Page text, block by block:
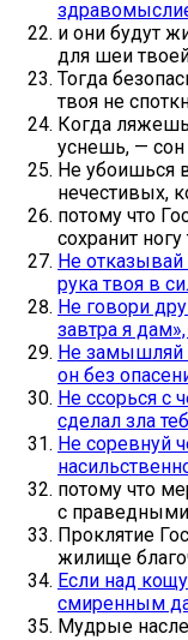
и они будут
для шеи
Тогда
твоя не
Когда
уснешь, — сон
Не убоишься
нечестивых,
потому что
сохранит
Не
рука твоя в
Не говори
завтра я
Не замышляй
он без
Не ссорься с
сделал зла
Не соревнуй
потому что
с
Проклятие
жилище
Если над
смиренным
Мудрые